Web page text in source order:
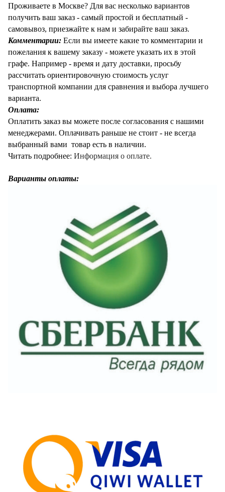
Проживаете в Москве? Для вас несколько вариантов
получить ваш заказ - самый простой и бесплатный -
самовывоз, приезжайте к нам и забирайте ваш заказ.
Комментарии: Если вы имеете какие то комментарии и
пожелания к вашему заказу - можете указать их в этой
графе. Например - время и дату доставки, просьбу
рассчитать ориентировочную стоимость услуг
транспортной компании для сравнения и выбора лучшего
варианта.
Оплата:
Оплатить заказ вы можете после согласования с нашими
менеджерами. Оплачивать раньше не стоит - не всегда
выбранный вами товар есть в наличии.
Читать подробнее: Информация о оплате.
Варианты оплаты: